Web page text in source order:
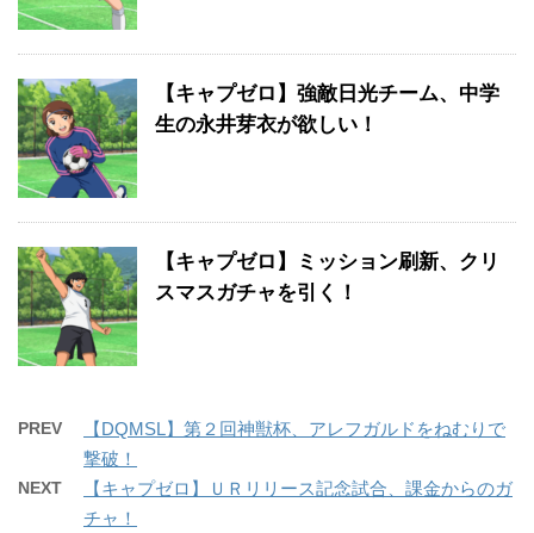
【キャプゼロ】強敵日光チーム、中学
生の永井芽衣が欲しい！
【キャプゼロ】ミッション刷新、クリ
スマスガチャを引く！
PREV
【DQMSL】第２回神獣杯、アレフガルドをねむりで
撃破！
NEXT
【キャプゼロ】ＵＲリリース記念試合、課金からのガ
チャ！